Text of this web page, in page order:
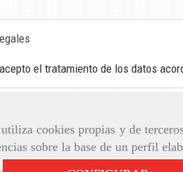
cookies propias y de
sobre la base de un perfil
el tratamiento de los datos